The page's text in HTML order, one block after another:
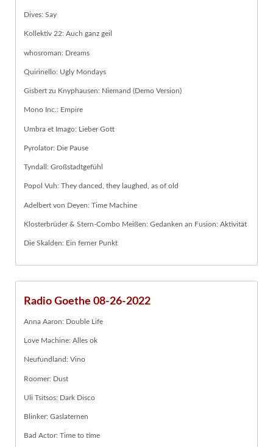
Dives: Say
Kollektiv 22: Auch ganz geil
whosroman: Dreams
Quirinello: Ugly Mondays
Gisbert zu Knyphausen: Niemand (Demo Version)
Mono Inc.: Empire
Umbra et Imago: Lieber Gott
Pyrolator: Die Pause
Tyndall: Großstadtgefühl
Popol Vuh: They danced, they laughed, as of old
Adelbert von Deyen: Time Machine
Klosterbrüder & Stern-Combo Meißen: Gedanken an Fusion: Aktivität
Die Skalden: Ein ferner Punkt
Radio Goethe 08-26-2022
Anna Aaron: Double Life
Love Machine: Alles ok
Neufundland: Vino
Roomer: Dust
Uli Tsitsos: Dark Disco
Blinker: Gaslaternen
Bad Actor: Time to time